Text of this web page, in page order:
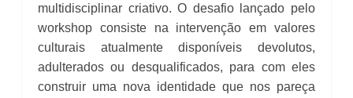
multidisciplinar criativo. O desafio lançado pelo
workshop consiste na intervenção em valores
culturais atualmente disponíveis devolutos,
adulterados ou desqualificados, para com eles
construir uma nova identidade que nos pareça